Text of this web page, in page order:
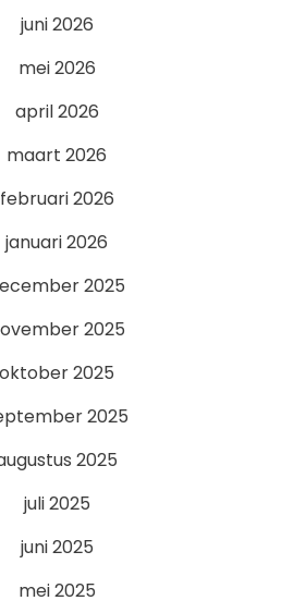
juni 2026
mei 2026
april 2026
maart 2026
februari 2026
januari 2026
2025
2025
oktober 2025
2025
2025
juli 2025
juni 2025
mei 2025